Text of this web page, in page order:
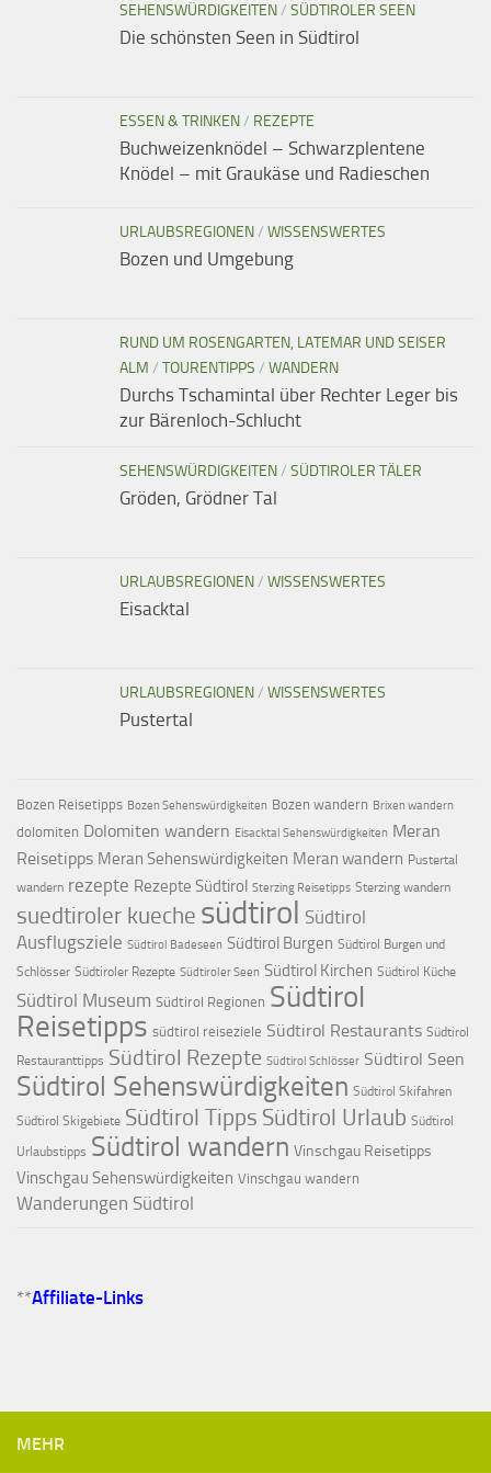
SEHENSWÜRDIGKEITEN/ SÜDTIROLER SEEN
Die schönsten Seen in Südtirol
ESSEN & TRINKEN/ REZEPTE
Buchweizenknödel – Schwarzplentene
Knödel – mit Graukäse und Radieschen
URLAUBSREGIONEN/ WISSENSWERTES
Bozen und Umgebung
RUND UM ROSENGARTEN, LATEMAR UND SEISER
ALM / TOURENTIPPS / WANDERN
Durchs Tschamintal über Rechter Leger bis
zur Bärenloch-Schlucht
SEHENSWÜRDIGKEITEN/ SÜDTIROLER TÄLER
Gröden, Grödner Tal
URLAUBSREGIONEN/ WISSENSWERTES
Eisacktal
URLAUBSREGIONEN/ WISSENSWERTES
Pustertal
Bozen Reisetipps Bozen Sehenswürdigkeiten Bozen wandern Brixen wandern
dolomiten Dolomiten wandern Eisacktal Sehenswürdigkeiten Meran
Reisetipps Meran Sehenswürdigkeiten Meran wandern Pustertal
wandern rezepte Rezepte Südtirol Sterzing Reisetipps Sterzing wandern
suedtiroler kueche südtirol Südtirol
Ausflugsziele Südtirol Badeseen Südtirol Burgen Südtirol Burgen und
Schlösser Südtiroler Rezepte Südtiroler Seen Südtirol Kirchen Südtirol Küche
Südtirol Museum Südtirol Regionen Südtirol
Reisetipps südtirol reiseziele Südtirol Restaurants Südtirol
Restauranttipps Südtirol Rezepte Südtirol Schlösser Südtirol Seen
Südtirol Sehenswürdigkeiten Südtirol Skifahren
Südtirol Skigebiete Südtirol Tipps Südtirol Urlaub Südtirol
Urlaubstipps Südtirol wandern Vinschgau Reisetipps
Vinschgau Sehenswürdigkeiten Vinschgau wandern
Wanderungen Südtirol
**Affiliate-Links
MEHR